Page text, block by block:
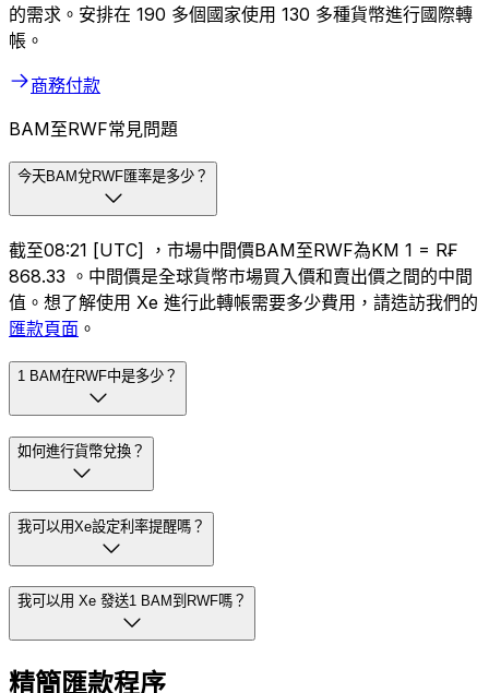
的需求。安排在 190 多個國家使用 130 多種貨幣進行國際轉
帳。
商務付款
BAM至RWF常見問題
今天BAM兌RWF匯率是多少？
截至08:21 [UTC] ，市場中間價BAM至RWF為KM 1 = R₣
868.33 。中間價是全球貨幣市場買入價和賣出價之間的中間
值。想了解使用 Xe 進行此轉帳需要多少費用，請造訪我們的
匯款頁面 。
1 BAM在RWF中是多少？
如何進行貨幣兌換？
我可以用Xe設定利率提醒嗎？
我可以用 Xe 發送1 BAM到RWF嗎？
精簡匯款程序